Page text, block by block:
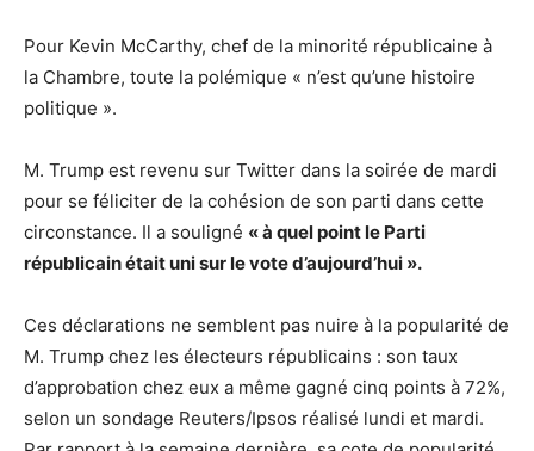
Pour Kevin McCarthy, chef de la minorité républicaine à
la Chambre, toute la polémique « n’est qu’une histoire
politique ».
M. Trump est revenu sur Twitter dans la soirée de mardi
pour se féliciter de la cohésion de son parti dans cette
circonstance. Il a souligné « à quel point le Parti
républicain était uni sur le vote d’aujourd’hui ».
Ces déclarations ne semblent pas nuire à la popularité de
M. Trump chez les électeurs républicains : son taux
d’approbation chez eux a même gagné cinq points à 72%,
selon un sondage Reuters/Ipsos réalisé lundi et mardi.